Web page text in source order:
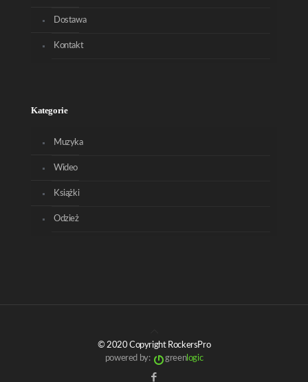
Dostawa
Kontakt
Kategorie
Muzyka
Wideo
Książki
Odzież
© 2020 Copyright RockersPro
powered by:
greenlogic